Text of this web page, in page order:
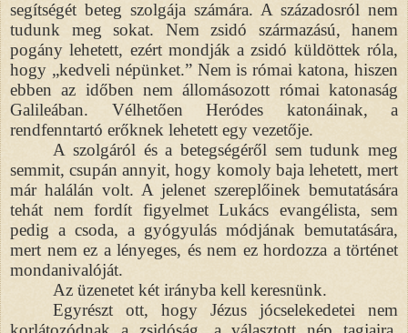
segítségét beteg szolgája számára. A századosról nem
tudunk meg sokat. Nem zsidó származású, hanem
pogány lehetett, ezért mondják a zsidó küldöttek róla,
hogy „kedveli népünket.” Nem is római katona, hiszen
ebben az időben nem állomásozott római katonaság
Galileában. Vélhetően Heródes katonáinak, a
rendfenntartó erőknek lehetett egy vezetője.
A szolgáról és a betegségéről sem tudunk meg
semmit, csupán annyit, hogy komoly baja lehetett, mert
már halálán volt. A jelenet szereplőinek bemutatására
tehát nem fordít figyelmet Lukács evangélista, sem
pedig a csoda, a gyógyulás módjának bemutatására,
mert nem ez a lényeges, és nem ez hordozza a történet
mondanivalóját.
Az üzenetet két irányba kell keresnünk.
Egyrészt ott, hogy Jézus jócselekedetei nem